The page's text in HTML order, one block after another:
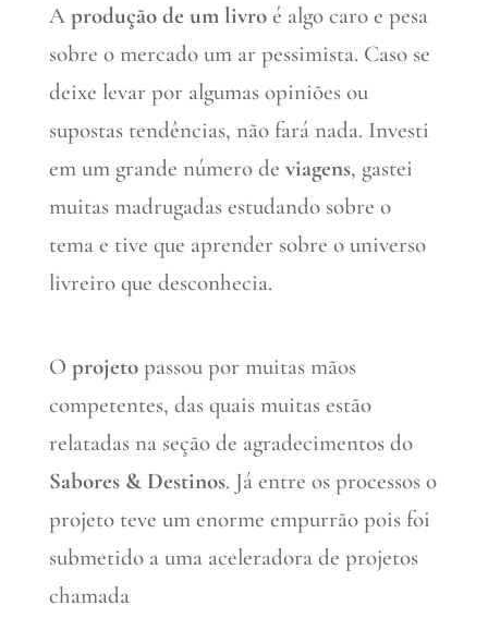
A produção de um livroé algo caro e pesa
sobre o mercado um ar pessimista. Caso se
deixe levar por algumas opiniões ou
supostas tendências, não fará nada. Investi
em um grande número de viagens, gastei
muitas madrugadas estudando sobre o
tema e tive que aprender sobre o universo
livreiro que desconhecia.
O projeto passou por muitas mãos
competentes, das quais muitas estão
relatadas na seção de agradecimentos do
Sabores & Destinos. Já entre os processos o
projeto teve um enorme empurrão pois foi
submetido a uma aceleradora de projetos
chamada